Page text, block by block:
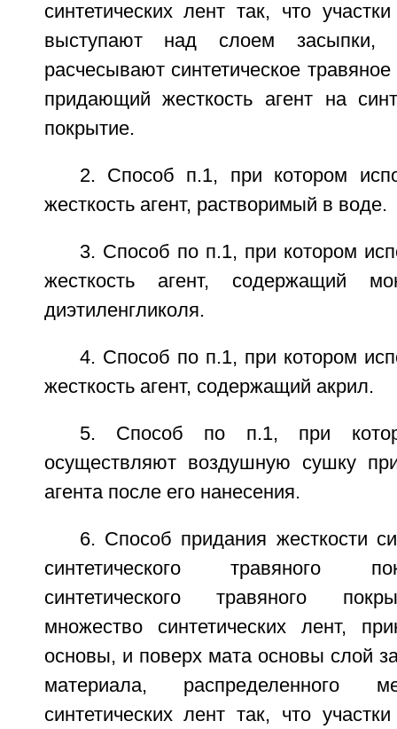
синтетических лент так, что
выступают над слоем засыпки,
расчесывают синтетическое
придающий жесткость агент на
покрытие.
2. Способ п.1, при котором
жесткость агент, растворимый в воде.
3. Способ по п.1, при котором
жесткость агент, содержащий
диэтиленгликоля.
4. Способ по п.1, при котором
жесткость агент, содержащий акрил.
5. Способ по п.1, при
осуществляют воздушную сушку
агента после его нанесения.
6. Способ придания жесткости
синтетического травяного
синтетического травяного
множество синтетических лент,
основы, и поверх мата основы слой
материала, распределенного
синтетических лент так, что